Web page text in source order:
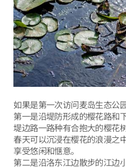
如果是第一次访问麦岛生态公
第一是沿堤防形成的樱花路和
堤边路一路种有合抱大的樱花
春天可以沉浸在樱花的浪漫之
享受悠闲和惬意。
第二是沿洛东江边散步的江边